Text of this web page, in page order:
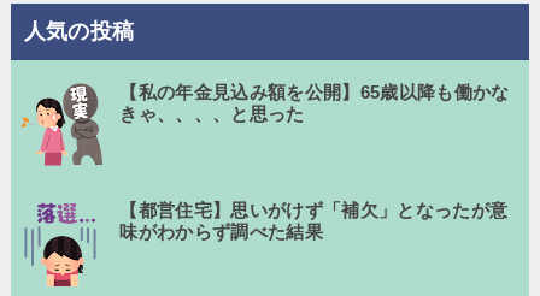
人気の投稿
【私の年金見込み額を公開】65歳以降も働かな
きゃ、、、、と思った
【都営住宅】思いがけず「補欠」となったが意
味がわからず調べた結果